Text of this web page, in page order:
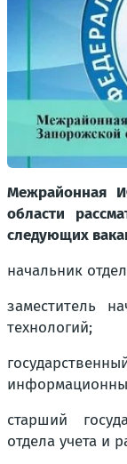
Межрайонная
области
следующих
начальник
заместитель
технологий;
старший
отдела учета и